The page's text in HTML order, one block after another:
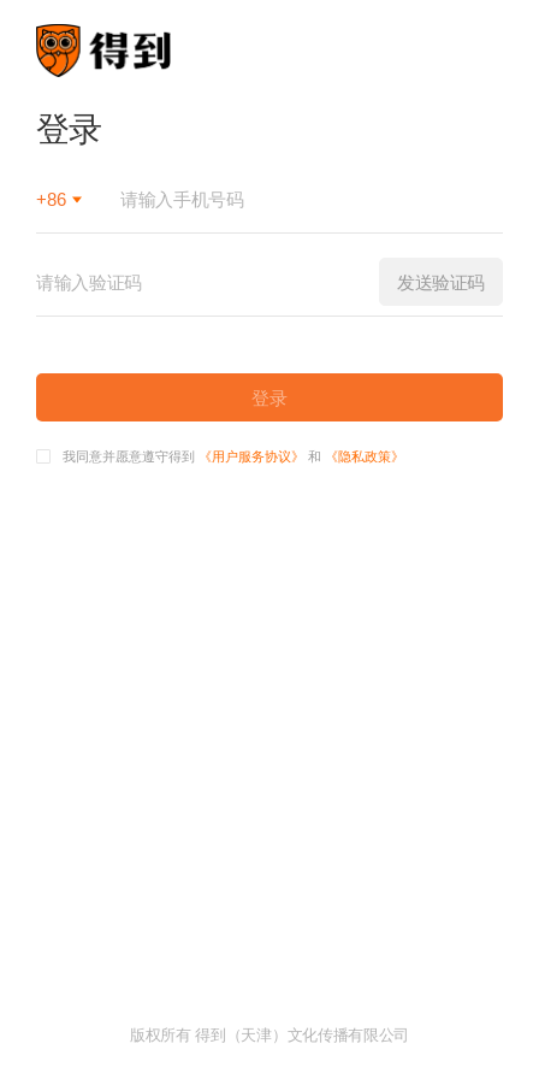
登录
+86
发送验证码
登录
我同意并愿意遵守得到 《用户服务协议》 和 《隐私政策》
版权所有 得到（天津）文化传播有限公司